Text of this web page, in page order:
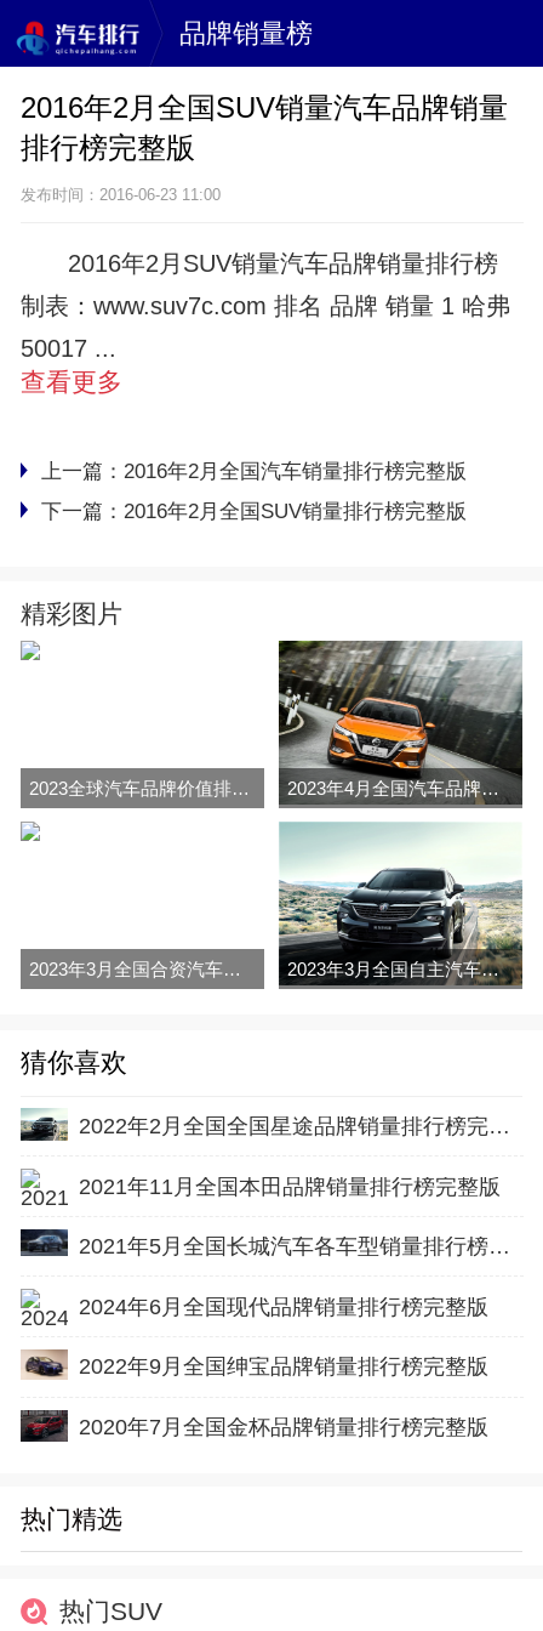
品牌销量榜
2016年2月全国SUV销量汽车品牌销量
排行榜完整版
发布时间：2016-06-23 11:00
2016年2月SUV销量汽车品牌销量排行榜
制表：www.suv7c.com 排名 品牌 销量 1 哈弗
50017 ...
查看更多
上一篇： 2016年2月全国汽车销量排行榜完整版
下一篇： 2016年2月全国SUV销量排行榜完整版
精彩图片
2023全球汽车品牌价值排行榜（Brand Finance 2023年4月全国汽车品牌销量排行榜完整版
2023年3月全国合资汽车品牌销量排行榜完整版 2023年3月全国自主汽车品牌销量排行榜完整版
猜你喜欢
2022年2月全国全国星途品牌销量排行榜完整版
2021年11月全国本田品牌销量排行榜完整版
2021年5月全国长城汽车各车型销量排行榜完整版
2024年6月全国现代品牌销量排行榜完整版
2022年9月全国绅宝品牌销量排行榜完整版
2020年7月全国金杯品牌销量排行榜完整版
热门精选
热门SUV